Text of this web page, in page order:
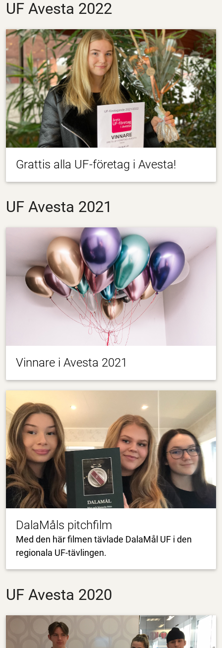
UF Avesta 2022
Grattis alla UF-företag i Avesta!
UF Avesta 2021
Vinnare i Avesta 2021
DalaMåls pitchfilm
Med den här filmen tävlade DalaMål UF i den
regionala UF-tävlingen.
UF Avesta 2020